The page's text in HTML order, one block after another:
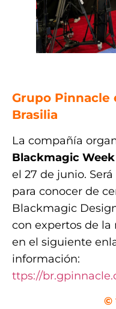
Grupo Pinnacle
Brasilia
La compañía
Blackmagic
el 27 de junio.
para conocer de
Blackmagic
con expertos de la
en el siguiente
información:
ttps://
©